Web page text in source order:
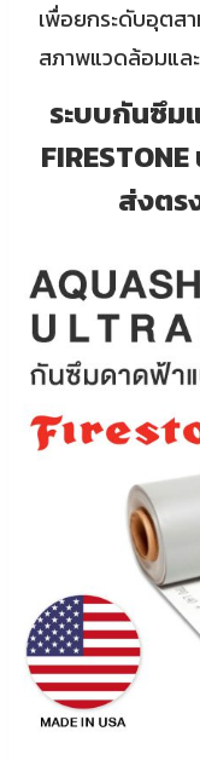
เพื่อยกระดับอุตส
สภาพแวดล้อมแล
ระบบกันซึ
ส่งตร